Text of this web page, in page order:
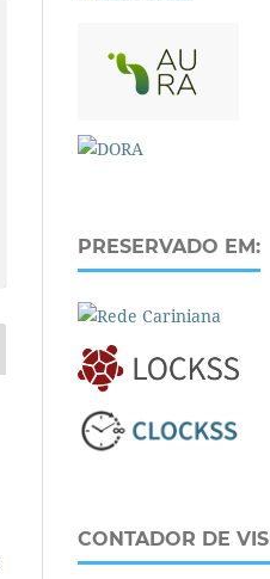
PRESERVADO EM:
CONTADOR DE